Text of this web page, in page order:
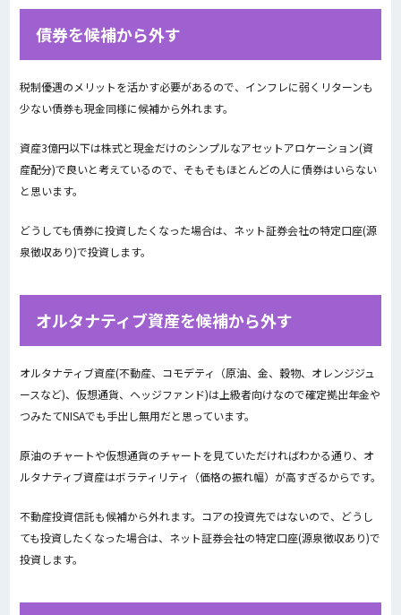
債券を候補から外す
税制優遇のメリットを活かす必要があるので、インフレに弱くリターンも
少ない債券も現金同様に候補から外れます。
資産3億円以下は株式と現金だけのシンプルなアセットアロケーション(資
産配分)で良いと考えているので、そもそもほとんどの人に債券はいらない
と思います。
どうしても債券に投資したくなった場合は、ネット証券会社の特定口座(源
泉徴収あり)で投資します。
オルタナティブ資産を候補から外す
オルタナティブ資産(不動産、コモデティ（原油、金、穀物、オレンジジュ
ースなど)、仮想通貨、ヘッジファンド)は上級者向けなので確定拠出年金や
つみたてNISAでも手出し無用だと思っています。
原油のチャートや仮想通貨のチャートを見ていただければわかる通り、オ
ルタナティブ資産はボラティリティ（価格の振れ幅）が高すぎるからです。
不動産投資信託も候補から外れます。コアの投資先ではないので、どうし
ても投資したくなった場合は、ネット証券会社の特定口座(源泉徴収あり)で
投資します。